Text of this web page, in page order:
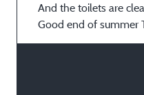
And the toilets are
Good end of summer